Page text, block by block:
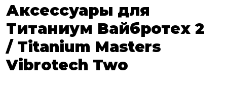
Аксессуары для
Титаниум Вайбротех 2
/ Titanium Masters
Vibrotech Two